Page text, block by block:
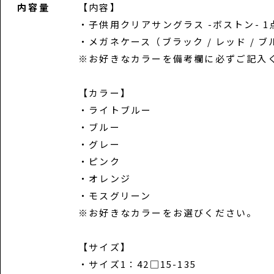
内容量
【内容】
・子供用クリアサングラス -ボストン- 1
・メガネケース（ブラック / レッド / ブ
※お好きなカラーを備考欄に必ずご記入
【カラー】
・ライトブルー
・ブルー
・グレー
・ピンク
・オレンジ
・モスグリーン
※お好きなカラーをお選びください。
【サイズ】
・サイズ1：42□15-135